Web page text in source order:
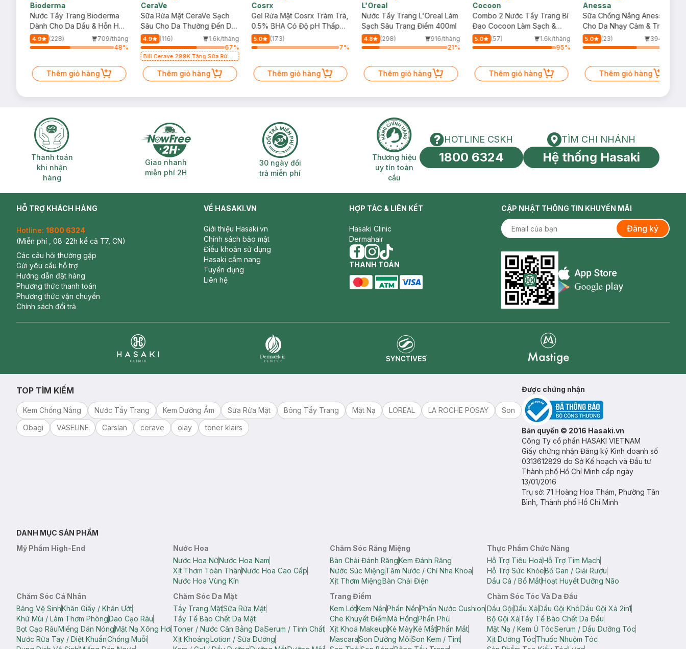
Bioderma
Nước Tẩy Trang Bioderma
Dành Cho Da Dầu & Hỗn Hợp
500ml
4.9 (228)
709/tháng
48%
Thêm giỏ hàng
CeraVe
Sữa Rửa Mặt CeraVe Sạch
Sâu Cho Da Thường Đến Da
Dầu 473ml
4.9 (116)
1.6k/tháng
67%
Bill Cerave 299K Tặng Sữa Rửa
Thêm giỏ hàng
Cosrx
Gel Rửa Mặt Cosrx Tràm Trà,
0.5% BHA Có Độ pH Thấp
150ml
5.0
(173)
7%
Thêm giỏ hàng
L'Oreal
Nước Tẩy Trang L'Oreal Làm
Sạch Sâu Trang Điểm 400ml
4.8 (298)
916/tháng
21%
Thêm giỏ hàng
Cocoon
Combo 2 Nước Tẩy Trang Bí
Đao Cocoon Làm Sạch &
Giảm Dầu 500ml
5.0 (57)
1.6k/tháng
95%
Thêm giỏ hàng
Anessa
Sữa Chống Nắng Anessa
Cho Da Nhạy Cảm & Trẻ Em
60ml (Mới)
5.0 (23)
394/tháng
Thêm giỏ hàng
Thanh toán khi nhận hàng
Thanh toán
khi nhận
hàng
Giao nhanh miễn phí 2H
Giao nhanh
miễn phí 2H
30 ngày đổi trả miễn phí
30 ngày đổi
trả miễn phí
Thương hiệu uy tín toàn cầu
Thương hiệu
uy tín toàn
cầu
HOTLINE CSKH
HOTLINE CSKH
1800 6324
Tìm chi nhánh
TÌM CHI NHÁNH
Hệ thống Hasaki
HỖ TRỢ KHÁCH HÀNG
Hotline: 1800 6324
(Miễn phí , 08-22h kể cả T7, CN)
Các câu hỏi thường gặp
Gửi yêu cầu hỗ trợ
Hướng dẫn đặt hàng
Phương thức thanh toán
Phương thức vận chuyển
Chính sách đổi trả
VỀ HASAKI.VN
Giới thiệu Hasaki.vn
Chính sách bảo mật
Điều khoản sử dụng
Hasaki cẩm nang
Tuyển dụng
Liên hệ
HỢP TÁC & LIÊN KẾT
Hasaki Clinic
Dermahair
facebook
instagram
tiktok
THANH TOÁN
CẬP NHẬT THÔNG TIN KHUYẾN MÃI
Đăng ký
Appstore icon
TOP TÌM KIẾM
Kem Chống Nắng Nước Tẩy Trang Kem Dưỡng Ẩm Sữa Rửa Mặt Bông Tẩy Trang Mặt Nạ LOREAL LA ROCHE POSAY
Son
Obagi
VASELINE Carslan cerave olay toner klairs
Được chứng nhận
Bản quyền © 2016 Hasaki.vn
Công Ty cổ phần HASAKI VIETNAM
Giấy chứng nhận Đăng ký Kinh doanh số
0313612829 do Sở Kế hoạch và Đầu tư
Thành phố Hồ Chí Minh cấp ngày
13/01/2016
Trụ sở: 71 Hoàng Hoa Thám, Phường Tân
Bình, Thành phố Hồ Chí Minh
DANH MỤC SẢN PHẨM
Mỹ Phẩm High-End
Nước Hoa
Nước Hoa NữNước Hoa Nam
Xịt Thơm Toàn ThânNước Hoa Cao Cấp
Nước Hoa Vùng Kín
Chăm Sóc Răng Miệng
Bàn Chải Đánh RăngKem Đánh Răng
Nước Súc MiệngTăm Nước / Chỉ Nha Khoa
Xịt Thơm MiệngBàn Chải Điện
Thực Phẩm Chức Năng
Hỗ Trợ Tiêu HoáHỗ Trợ Tim Mạch
Hỗ Trợ Sức KhỏeBổ Gan / Giải Rượu
Dầu Cá / Bổ MắtHoạt Huyết Dưỡng Não
Chăm Sóc Cá Nhân
Băng Vệ SinhKhăn Giấy / Khăn Ướt
Khử Mùi / Làm Thơm PhòngDao Cạo Râu
Bọt Cạo RâuMiếng Dán NóngMặt Nạ Xông Hơi
Nước Rửa Tay / Diệt KhuẩnChống Muỗi
Chăm Sóc Da Mặt
Tẩy Trang MặtSữa Rửa Mặt
Tẩy Tế Bào Chết Da Mặt
Toner / Nước Cân Bằng DaSerum / Tinh Chất
Xịt KhoángLotion / Sữa Dưỡng
Trang Điểm
Kem LótKem NềnPhấn NềnPhấn Nước Cushion
Che Khuyết ĐiểmMá HồngPhấn Phủ
Xịt Khoá MakeupKẻ MàyKẻ MắtPhấn Mắt
MascaraSon Dưỡng MôiSon Kem / Tint
Chăm Sóc Tóc Và Da Đầu
Dầu GộiDầu XảDầu Gội KhôDầu Gội Xả 2in1
Bộ Gội XảTẩy Tế Bào Chết Da Đầu
Mặt Nạ / Kem Ủ TócSerum / Dầu Dưỡng Tóc
Xịt Dưỡng TócThuốc Nhuộm Tóc